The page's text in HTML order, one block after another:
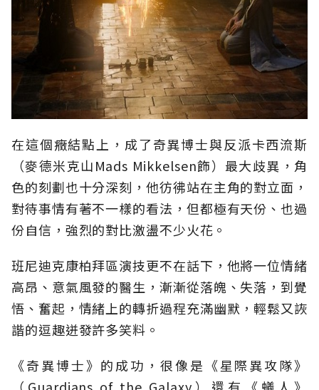
在這個癥結點上，成了奇異博士與反派卡西流斯
（麥德米克山Mads Mikkelsen飾）最大歧異，角
色的刻劃也十分深刻，他彷彿站在主角的對立面，
對待事情有著不一樣的看法，但都極有天份、也過
份自信，強烈的對比激盪不少火花。
班尼迪克康柏拜區演技更不在話下，他將一位情緒
高昂、意氣風發的醫生，漸漸從落魄、失落，到覺
悟、奮起，情緒上的轉折過程充滿幽默，輕鬆又詼
諧的逗趣迸發許多笑料。
《奇異博士》的成功，很像是《星際異攻隊》